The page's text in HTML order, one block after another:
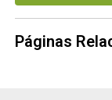
Páginas